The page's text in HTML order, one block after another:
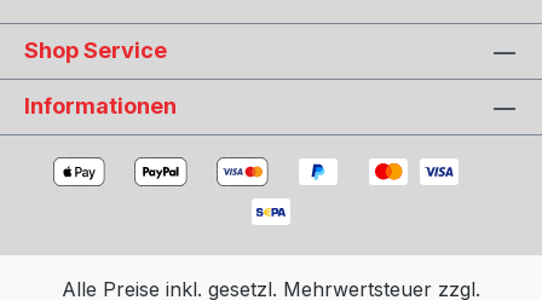
Shop Service
Informationen
Alle Preise inkl. gesetzl. Mehrwertsteuer zzgl.